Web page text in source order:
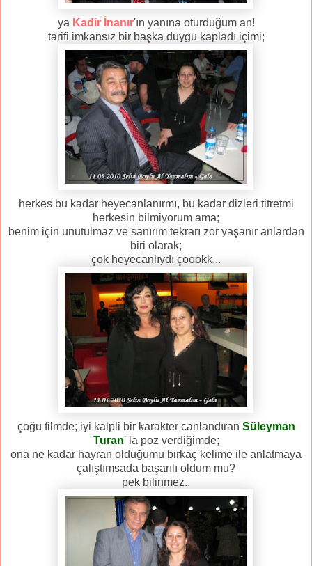
ya Kadir İnanır'ın yanına oturduğum an!
tarifi imkansız bir başka duygu kapladı içimi;
herkes bu kadar heyecanlanırmı, bu kadar dizleri titretmi
herkesin bilmiyorum ama;
benim için unutulmaz ve sanırım tekrarı zor yaşanır anlardan
biri olarak;
çok heyecanlıydı çoookk...
çoğu filmde; iyi kalpli bir karakter canlandıran Süleyman
Turan' la poz verdiğimde;
ona ne kadar hayran olduğumu birkaç kelime ile anlatmaya
çalıştımsada başarılı oldum mu?
pek bilinmez..